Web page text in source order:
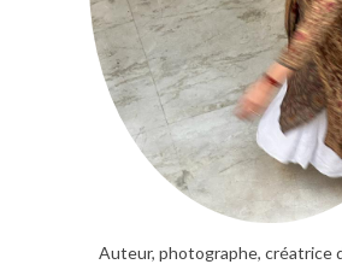
Auteur, photographe, créatrice